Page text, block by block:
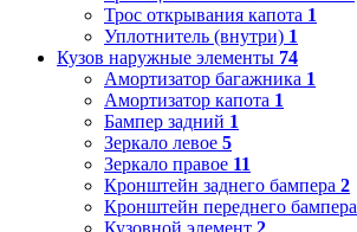
Трос открывания капота 1
Уплотнитель (внутри) 1
Кузов наружные элементы 74
Амортизатор багажника 1
Амортизатор капота 1
Бампер задний 1
Зеркало левое 5
Зеркало правое 11
Кронштейн заднего бампера 2
Кронштейн переднего бампера
Кузовной элемент 2